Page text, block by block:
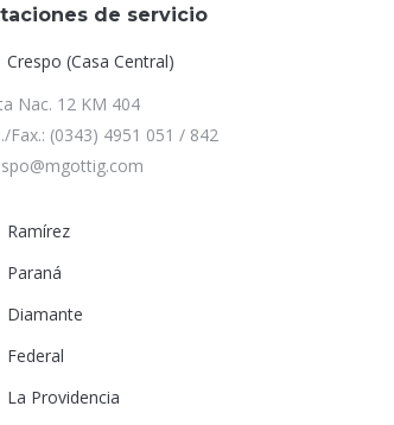
de servicio
Crespo (Casa Central)
Nac. 12 KM 404
Fax.: (0343) 4951 051 / 842
Ramírez
Paraná
Diamante
Federal
La Providencia